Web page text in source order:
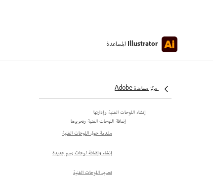
Illustrator المساعدة
مركز مساعدة Adobe
خيارات المحاذاة مع الحروف الرسومية
أو نقاط الارتساء، أو منطقة النص
إنشاء اللوحات الفنية وإدارتها
إضافة اللوحات الفنية وتحريرها
مقدمة حول اللوحات الفنية
إنشاء وإضافة لوحات رسم جديدة
تحديد اللوحات الفنية